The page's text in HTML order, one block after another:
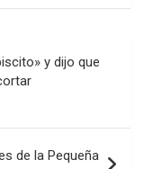
y dijo que
de la Pequeña